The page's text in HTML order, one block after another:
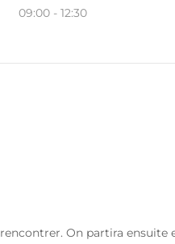
09:00 - 12:30
On partira ensuite